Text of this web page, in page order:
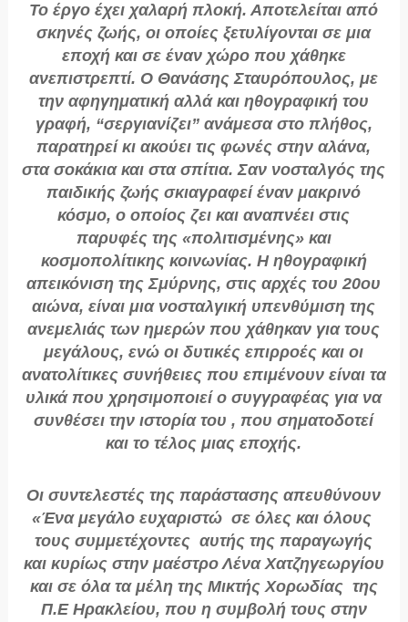
Το έργο έχει χαλαρή πλοκή. Αποτελείται από
σκηνές ζωής, οι οποίες ξετυλίγονται σε μια
εποχή και σε έναν χώρο που χάθηκε
ανεπιστρεπτί. Ο Θανάσης Σταυρόπουλος, με
την αφηγηματική αλλά και ηθογραφική του
γραφή, “σεργιανίζει” ανάμεσα στο πλήθος,
παρατηρεί κι ακούει τις φωνές στην αλάνα,
στα σοκάκια και στα σπίτια. Σαν νοσταλγός της
παιδικής ζωής σκιαγραφεί έναν μακρινό
κόσμο, ο οποίος ζει και αναπνέει στις
παρυφές της «πολιτισμένης» και
κοσμοπολίτικης κοινωνίας. Η ηθογραφική
απεικόνιση της Σμύρνης, στις αρχές του 20ου
αιώνα, είναι μια νοσταλγική υπενθύμιση της
ανεμελιάς των ημερών που χάθηκαν για τους
μεγάλους, ενώ οι δυτικές επιρροές και οι
ανατολίτικες συνήθειες που επιμένουν είναι τα
υλικά που χρησιμοποιεί ο συγγραφέας για να
συνθέσει την ιστορία του , που σηματοδοτεί
και το τέλος μιας εποχής.
Οι συντελεστές της παράστασης απευθύνουν
«Ένα μεγάλο ευχαριστώ σε όλες και όλους
τους συμμετέχοντες αυτής της παραγωγής
και κυρίως στην μαέστρο Λένα Χατζηγεωργίου
και σε όλα τα μέλη της Μικτής Χορωδίας της
Π.Ε Ηρακλείου, που η συμβολή τους στην